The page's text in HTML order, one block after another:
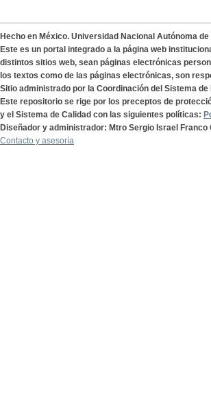
Hecho en México. Universidad Nacional Autónoma
Este es un portal integrado a la página web
distintos sitios web, sean páginas electrónicas
los textos como de las páginas electrónicas, son
Sitio administrado por la Coordinación del Sistema de
Este repositorio se rige por los preceptos de
y el Sistema de Calidad con las siguientes políticas:
Diseñador y administrador: Mtro Sergio Israel Franco
Contacto y asesoría